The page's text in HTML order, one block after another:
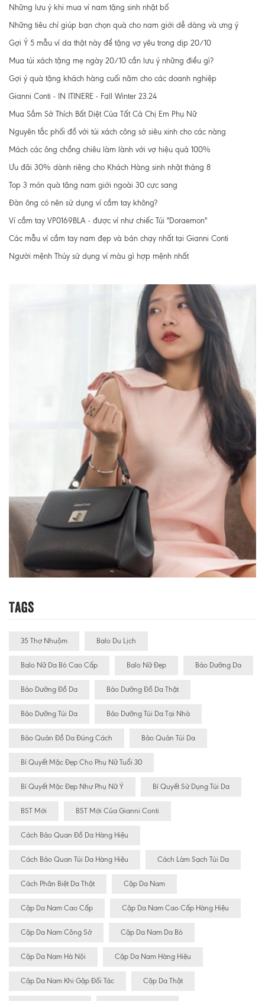
Những lưu ý khi mua ví nam tặng sinh nhật bố
Những tiêu chí giúp bạn chọn quà cho nam giới dễ dàng và ưng ý
Gợi Ý 5 mẫu ví da thật này để tặng vợ yêu trong dịp 20/10
Mua túi xách tặng mẹ ngày 20/10 cần lưu ý những điều gì?
Gợi ý quà tặng khách hàng cuối năm cho các doanh nghiệp
Gianni Conti - IN ITINERE - Fall Winter 23.24
Mua Sắm Sở Thích Bất Diệt Của Tất Cả Chị Em Phụ Nữ
Nguyên tắc phối đồ với túi xách công sở siêu xinh cho các nàng
Mách các ông chồng chiêu làm lành với vợ hiệu quả 100%
Ưu đãi 30% dành riêng cho Khách Hàng sinh nhật tháng 8
Top 3 món quà tặng nam giới ngoài 30 cực sang
Đàn ông có nên sử dụng ví cầm tay không?
Ví cầm tay VP0169BLA - được ví như chiếc Túi "Doraemon"
Các mẫu ví cầm tay nam đẹp và bán chạy nhất tại Gianni Conti
Người mệnh Thủy sử dụng ví màu gì hợp mệnh nhất
Tags
35 Thợ Nhuộm Balo Du Lịch
Balo Nữ Da Bò Cao Cấp Balo Nữ Đẹp Bảo Dưỡng Da
Bảo Dưỡng Đồ Da Bảo Dưỡng Đồ Da Thật
Bảo Dưỡng Túi Da Bảo Dưỡng Túi Da Tại Nhà
Bảo Quản Đồ Da Đúng Cách Bảo Quản Túi Da
Bí Quyết Mặc Đẹp Cho Phụ Nữ Tuổi 30
Bí Quyết Mặc Đẹp Như Phụ Nữ Ý Bí Quyết Sử Dụng Túi Da
BST Mới BST Mới Của Gianni Conti
Cách Bảo Quan Đồ Da Hàng Hiệu
Cách Bảo Quan Túi Da Hàng Hiệu Cách Làm Sạch Túi Da
Cách Phân Biệt Da Thật Cặp Da Nam
Cặp Da Nam Cao Cấp Cặp Da Nam Cao Cấp Hàng Hiệu
Cặp Da Nam Công Sở Cặp Da Nam Da Bò
Cặp Da Nam Hà Nội Cặp Da Nam Hàng Hiệu
Cặp Da Nam Khi Gặp Đối Tác Cặp Da Thật